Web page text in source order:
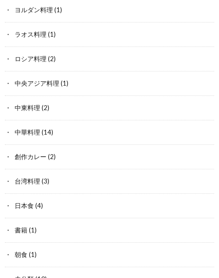
ヨルダン料理 (1)
ラオス料理 (1)
ロシア料理 (2)
中央アジア料理 (1)
中東料理 (2)
中華料理 (14)
創作カレー (2)
台湾料理 (3)
日本食 (4)
書籍(1)
朝食 (1)